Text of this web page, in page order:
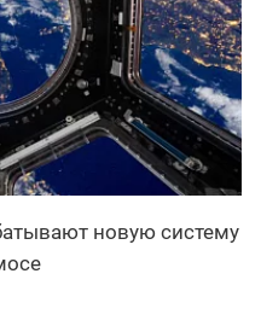
новую систему